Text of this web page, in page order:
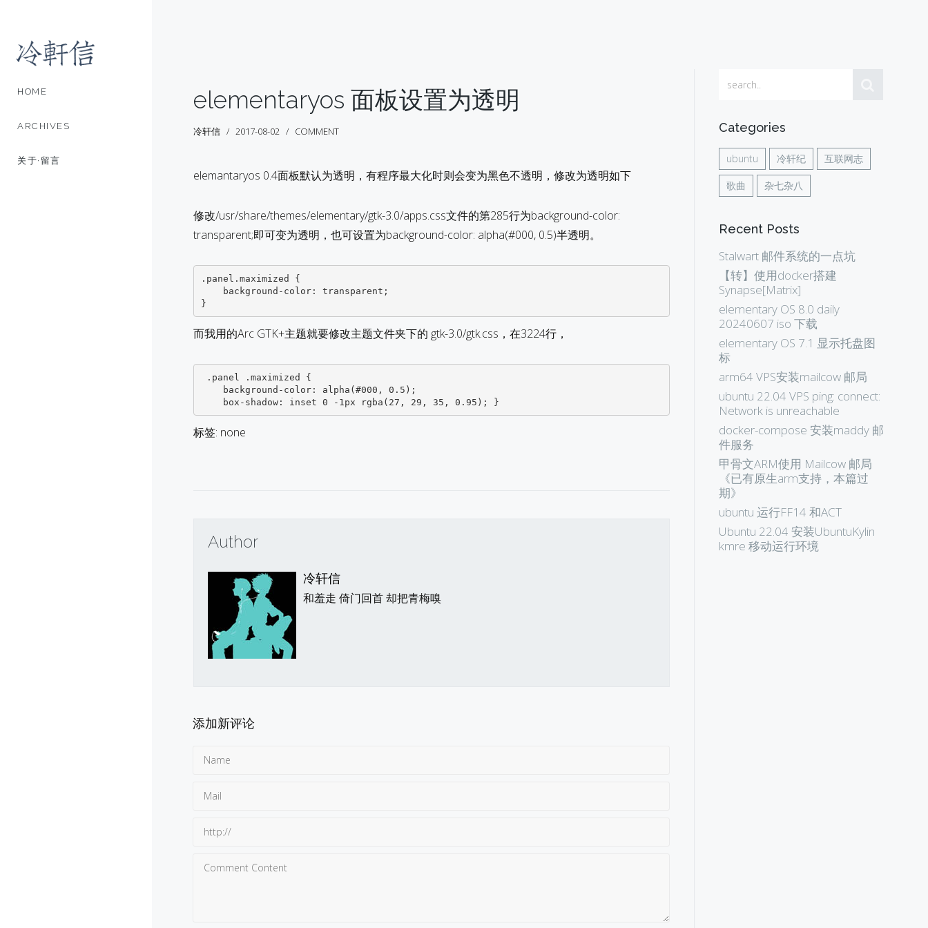
HOME
ARCHIVES
关于·留言
elementaryos 面板设置为透明
冷轩信 2017-08-02 COMMENT
elemantaryos 0.4面板默认为透明，有程序最大化时则会变为黑色不透明，修改为透明如下
修改/usr/share/themes/elementary/gtk-3.0/apps.css文件的第285行为background-color:
transparent;即可变为透明，也可设置为background-color: alpha(#000, 0.5)半透明。
.panel.maximized {
而我用的Arc GTK+主题就要修改主题文件夹下的 gtk-3.0/gtk.css，在3224行，
    box-shadow: inset 0 -1px rgba(27, 29, 35, 0.95); }
标签: none
Author
冷轩信
和羞走 倚门回首 却把青梅嗅
添加新评论
Categories
ubuntu 冷轩纪 互联网志
歌曲 杂七杂八
Recent Posts
Stalwart 邮件系统的一点坑
【转】使用docker搭建
Synapse[Matrix]
elementary OS 8.0 daily
20240607 iso 下载
elementary OS 7.1 显示托盘图
标
arm64 VPS安装mailcow 邮局
ubuntu 22.04 VPS ping: connect:
Network is unreachable
docker-compose 安装maddy 邮
件服务
甲骨文ARM使用 Mailcow 邮局
《已有原生arm支持，本篇过
期》
ubuntu 运行FF14 和ACT
Ubuntu 22.04 安装UbuntuKylin
kmre 移动运行环境